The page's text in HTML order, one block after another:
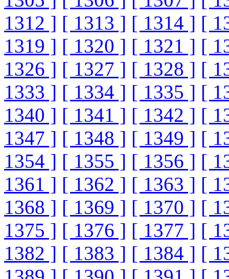
1312 ] [ 1313 ] [ 1314 ] [
1319 ] [ 1320 ] [ 1321 ] [
1326 ] [ 1327 ] [ 1328 ] [
1333 ] [ 1334 ] [ 1335 ] [
1340 ] [ 1341 ] [ 1342 ] [
1347 ] [ 1348 ] [ 1349 ] [
1354 ] [ 1355 ] [ 1356 ] [
1361 ] [ 1362 ] [ 1363 ] [
1368 ] [ 1369 ] [ 1370 ] [
1375 ] [ 1376 ] [ 1377 ] [
1382 ] [ 1383 ] [ 1384 ] [